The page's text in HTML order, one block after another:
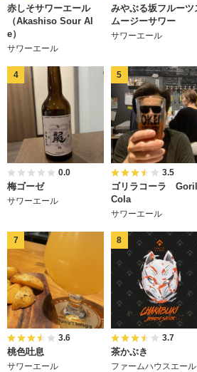
赤しそサワーエール
（Akashiso Sour Al
e）
サワーエール
みやぶる坂フルーツ
ムージーサワー
サワーエール
0.0
梅ゴーゼ
サワーエール
3.5
ゴリラコーラ
Cola
サワーエール
3.6
桃色吐息
サワーエール
3.7
茶かぶき
ファームハウスエール